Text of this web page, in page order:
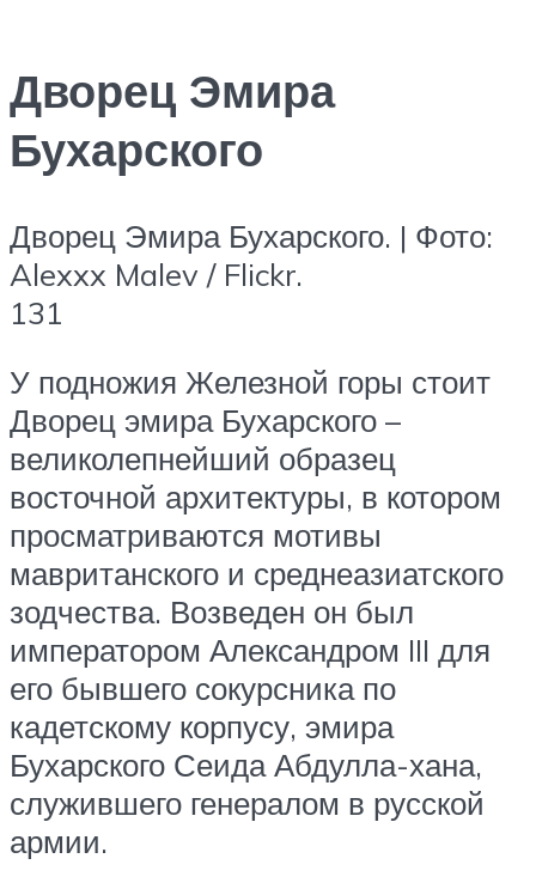
Дворец Эмира
Бухарского
Дворец Эмира Бухарского. | Фото:
Alexxx Malev / Flickr.
131
У подножия Железной горы стоит
Дворец эмира Бухарского –
великолепнейший образец
восточной архитектуры, в котором
просматриваются мотивы
мавританского и среднеазиатского
зодчества. Возведен он был
императором Александром III для
его бывшего сокурсника по
кадетскому корпусу, эмира
Бухарского Сеида Абдулла-хана,
служившего генералом в русской
армии.